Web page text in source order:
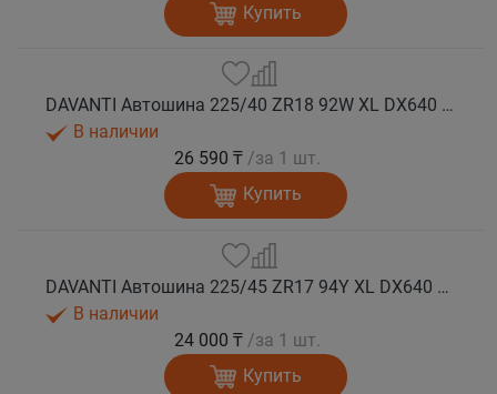
Купить
DAVANTI Автошина 225/40 ZR18 92W XL DX640 RPR лето
В наличии
26 590 ₸ /за 1 шт.
Купить
DAVANTI Автошина 225/45 ZR17 94Y XL DX640 RPR лето
В наличии
24 000 ₸ /за 1 шт.
Купить